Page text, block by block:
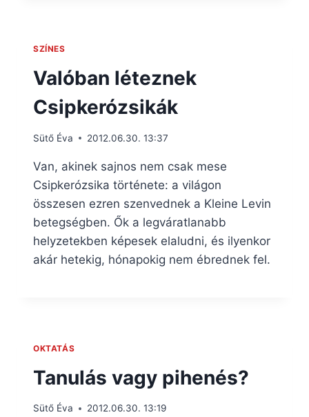
SZÍNES
Valóban léteznek
Csipkerózsikák
Sütő Éva 2012.06.30. 13:37
Van, akinek sajnos nem csak mese
Csipkerózsika története: a világon
összesen ezren szenvednek a Kleine Levin
betegségben. Ők a legváratlanabb
helyzetekben képesek elaludni, és ilyenkor
akár hetekig, hónapokig nem ébrednek fel.
OKTATÁS
Tanulás vagy pihenés?
Sütő Éva 2012.06.30. 13:19